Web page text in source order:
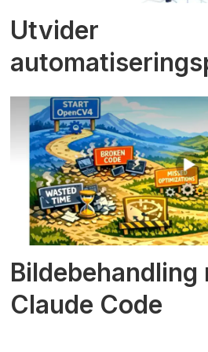
Utvider
Bildebehandling
Claude Code